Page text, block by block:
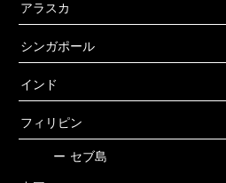
アラスカ
シンガポール
インド
フィリピン
ー セブ島